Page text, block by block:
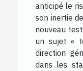
anticipé le
son inertie
nouveau
un sujet «
direction
dans les